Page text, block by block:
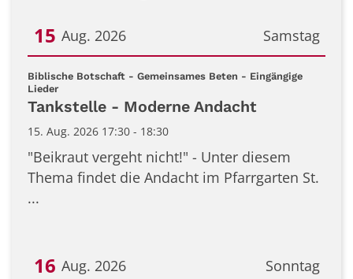
Samstag
15 Aug. 2026
Datum: 15. August 2026
Biblische Botschaft - Gemeinsames Beten - Eingängige
Lieder:
Tankstelle - Moderne Andacht
15. Aug. 2026 17:30 - 18:30
"Beikraut vergeht nicht!" - Unter diesem
Thema findet die Andacht im Pfarrgarten St.
...
Sonntag
16 Aug. 2026